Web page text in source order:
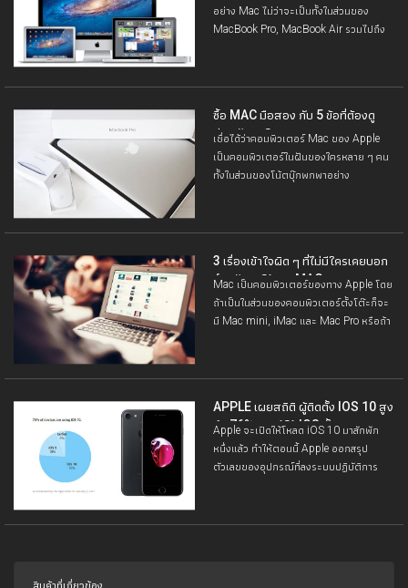
อย่าง Mac ไม่ว่าจะเป็นทั้งในส่วนของ
MacBook Pro, MacBook Air รวมไปถึง
ซื้อ MAC มือสอง กับ 5 ข้อที่ต้องดู
ก่อนตัดสินใจ
เชื่อได้ว่าคอมพิวเตอร์ Mac ของ Apple
เป็นคอมพิวเตอร์ในฝันของใครหลาย ๆ คน
ทั้งในส่วนของโน้ตบุ๊กพกพาอย่าง
3 เรื่องเข้าใจผิด ๆ ที่ไม่มีใครเคยบอก
สำหรับคนใช้งาน MAC
Mac เป็นคอมพิวเตอร์ของทาง Apple โดย
ถ้าเป็นในส่วนของคอมพิวเตอร์ตั้งโต๊ะก็จะ
มี Mac mini, iMac และ Mac Pro หรือถ้า
APPLE เผยสถิติ ผู้ติดตั้ง IOS 10 สูง
ถึง 76% จากผู้ใช้ IOS ทั้งหมด
Apple จะเปิดให้โหลด iOS 10 มาสักพัก
หนึ่งแล้ว ทำให้ตอนนี้ Apple ออกสรุป
ตัวเลขของอุปกรณ์ที่ลงระบบปฏิบัติการ
สินค้าที่เกี่ยวข้อง